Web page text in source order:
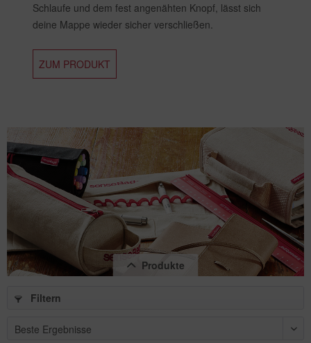
Schlaufe und dem fest angenähten Knopf, lässt sich
deine Mappe wieder sicher verschließen.
ZUM PRODUKT
Produkte
Filtern